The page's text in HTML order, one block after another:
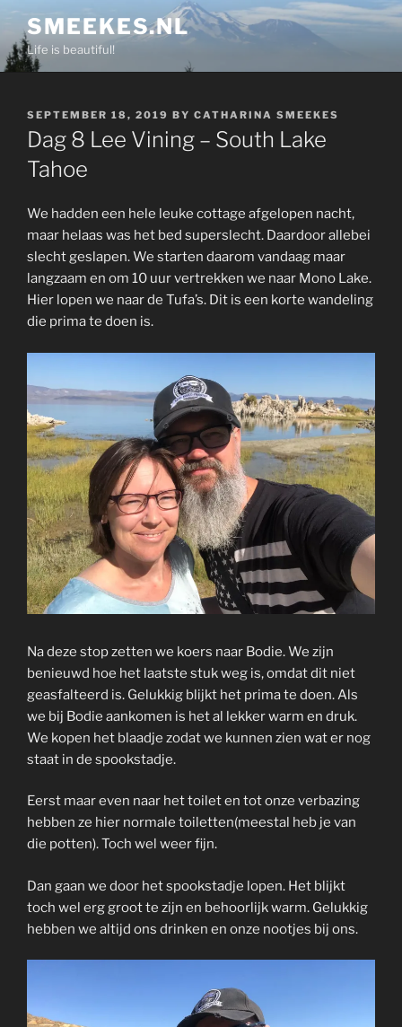
content
SMEEKES.NL
Life is beautiful!
POSTED
ON
SEPTEMBER 18, 2019 BY CATHARINA SMEEKES
Dag 8 Lee Vining – South Lake
Tahoe
We hadden een hele leuke cottage afgelopen nacht,
maar helaas was het bed superslecht. Daardoor allebei
slecht geslapen. We starten daarom vandaag maar
langzaam en om 10 uur vertrekken we naar Mono Lake.
Hier lopen we naar de Tufa’s. Dit is een korte wandeling
die prima te doen is.
Na deze stop zetten we koers naar Bodie. We zijn
benieuwd hoe het laatste stuk weg is, omdat dit niet
geasfalteerd is. Gelukkig blijkt het prima te doen. Als
we bij Bodie aankomen is het al lekker warm en druk.
We kopen het blaadje zodat we kunnen zien wat er nog
staat in de spookstadje.
Eerst maar even naar het toilet en tot onze verbazing
hebben ze hier normale toiletten(meestal heb je van
die potten). Toch wel weer fijn.
Dan gaan we door het spookstadje lopen. Het blijkt
toch wel erg groot te zijn en behoorlijk warm. Gelukkig
hebben we altijd ons drinken en onze nootjes bij ons.